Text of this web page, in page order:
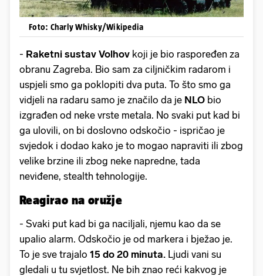
Foto: Charly Whisky/Wikipedia
- Raketni sustav Volhov koji je bio raspoređen za
obranu Zagreba. Bio sam za ciljničkim radarom i
uspjeli smo ga poklopiti dva puta. To što smo ga
vidjeli na radaru samo je značilo da je NLO bio
izgrađen od neke vrste metala. No svaki put kad bi
ga ulovili, on bi doslovno odskočio - ispričao je
svjedok i dodao kako je to mogao napraviti ili zbog
velike brzine ili zbog neke napredne, tada
neviđene, stealth tehnologije.
Reagirao na oružje
- Svaki put kad bi ga naciljali, njemu kao da se
upalio alarm. Odskočio je od markera i bježao je.
To je sve trajalo 15 do 20 minuta. Ljudi vani su
gledali u tu svjetlost. Ne bih znao reći kakvog je